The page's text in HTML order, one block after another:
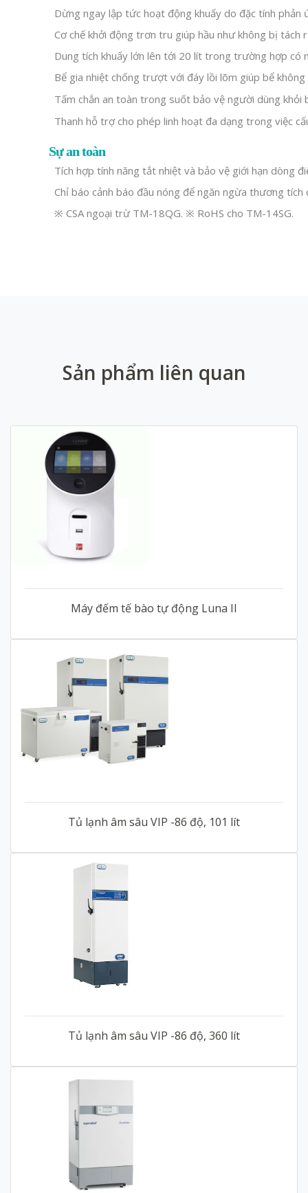
Dừng ngay lập tức hoạt động khuấy do đặc tính phản
Cơ chế khởi động trơn tru giúp hầu như không bị tách
Dung tích khuấy lớn lên tới 20 lít trong trường hợp có
Bể gia nhiệt chống trượt với đáy lồi lõm giúp bể
Tấm chắn an toàn trong suốt bảo vệ người dùng khỏi
Thanh hỗ trợ cho phép linh hoạt đa dạng trong việc
Sự an toàn
Tích hợp tính năng tắt nhiệt và bảo vệ giới hạn dòng
Chỉ báo cảnh báo đầu nóng để ngăn ngừa thương tích
※ CSA ngoại trừ TM-18QG. ※ RoHS cho TM-14SG.
Sản phẩm liên quan
Máy đếm tế bào tự động Luna II
Tủ lạnh âm sâu VIP -86 độ, 101 lít
Tủ lạnh âm sâu VIP -86 độ, 360 lít